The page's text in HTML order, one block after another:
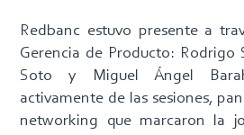
Redbanc estuvo presente a
Gerencia de Producto: Rodrigo
Soto y Miguel Ángel
activamente de las sesiones,
networking que marcaron la